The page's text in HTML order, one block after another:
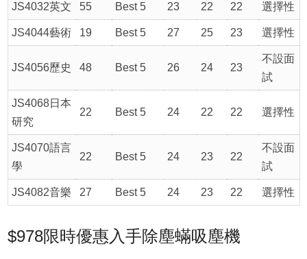
JS4032英文 55 Best 5 23 22 22 選擇性
JS4044藝術 19 Best 5 27 25 23 選擇性
JS4056歷史 48 Best 5 26 24 23
不設面
試
JS4068日本
研究
22 Best 5 24 22 22 選擇性
JS4070語言
學
22 Best 5 24 23 22
不設面
試
JS4082音樂 27 Best 5 24 23 22 選擇性
$978限時優惠入手除塵蟎吸塵機